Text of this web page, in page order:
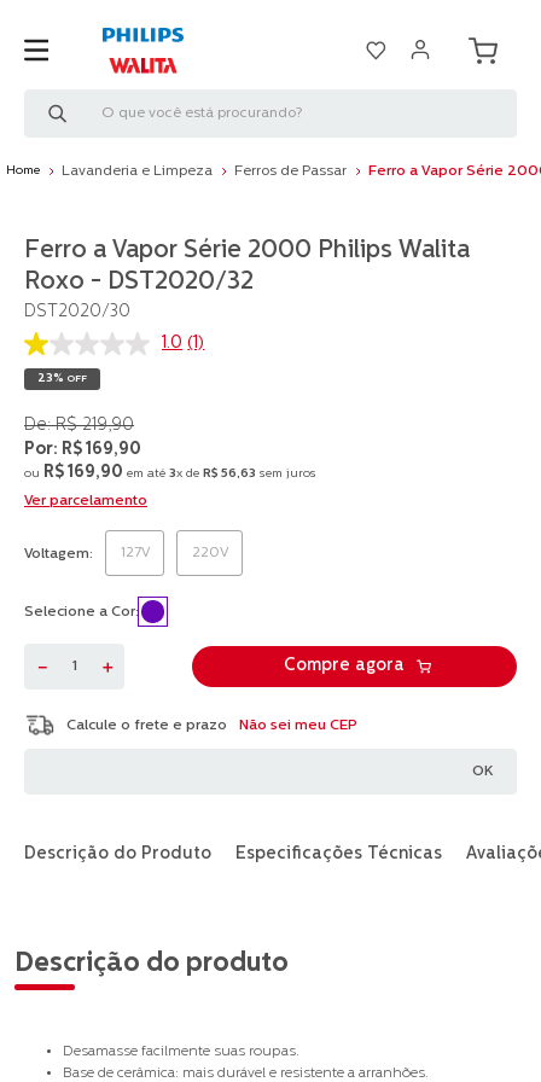
Lavanderia e Limpeza Ferros de Passar Ferro a Vapor Série
Ferro a Vapor Série 2000 Philips Walita
Roxo - DST2020/32
DST2020/30
1.0
de
5
valor
médio
de
Read
Review.
Link
na
1.0 (1)
23% OFF
R$ 219,90
R$ 169,90
ou R$ 169,90 em até 3x de R$ 56,63 sem juros
Ver parcelamento
Voltagem 127V 220V
Selecione a Cor:
＋
－ Compre agora
Não sei meu CEP
Descrição do Produto Especificações Técnicas
Descrição do produto
Desamasse facilmente suas roupas.
Base de cerâmica: mais durável e resistente a arranhões.